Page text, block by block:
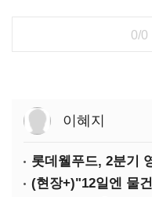
0/0
이혜지